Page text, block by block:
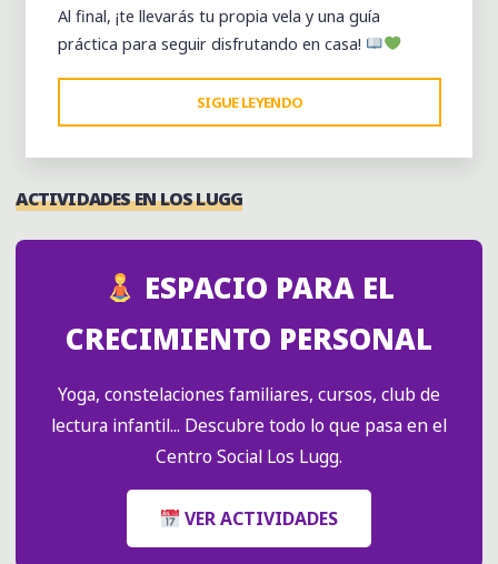
Al final, ¡te llevarás tu propia vela y una guía
práctica para seguir disfrutando en casa!
SIGUE LEYENDO
TU
BIENESTAR:
PROPIA
DE
NATURAL"
ACTIVIDADES EN LOS LUGG
ESPACIO PARA EL
CRECIMIENTO PERSONAL
Yoga, constelaciones familiares, cursos, club de
lectura infantil... Descubre todo lo que pasa en el
Centro Social Los Lugg.
VER ACTIVIDADES